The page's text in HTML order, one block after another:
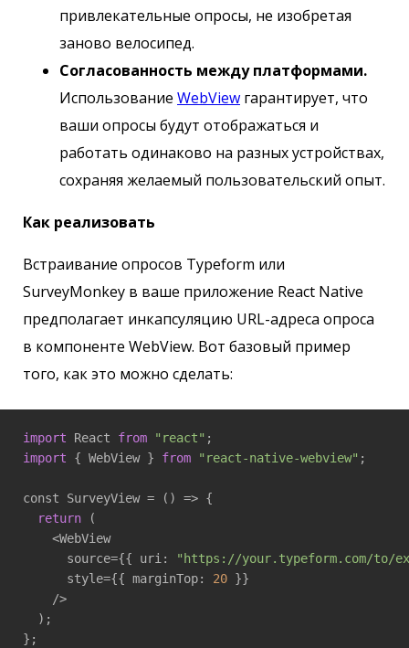
привлекательные опросы, не изобретая
заново велосипед.
Согласованность между платформами.
Использование WebView гарантирует, что
ваши опросы будут отображаться и
работать одинаково на разных устройствах,
сохраняя желаемый пользовательский опыт.
Как реализовать
Встраивание опросов Typeform или
SurveyMonkey в ваше приложение React Native
предполагает инкапсуляцию URL-адреса опроса
в компоненте WebView. Вот базовый пример
того, как это можно сделать:
import React from "react"
import { WebView } from "react-native-webview" ;
const SurveyView = () => {
return (
    <WebView
      source={{ uri:
"https://your.typeform.com/to/
      style={{ marginTop:
20 }}
    />
  );
};